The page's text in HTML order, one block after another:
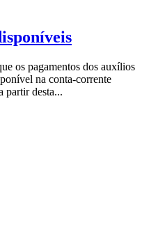
os pagamentos dos auxílios
na conta-corrente
partir desta...